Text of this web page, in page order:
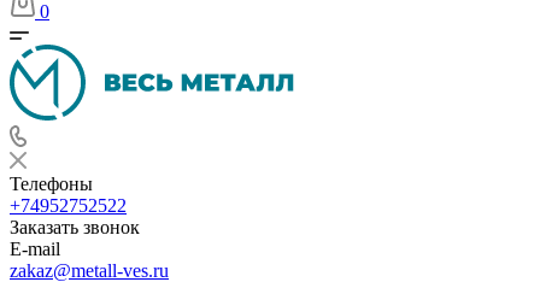
0
Телефоны
+74952752522
Заказать звонок
E-mail
zakaz@metall-ves.ru